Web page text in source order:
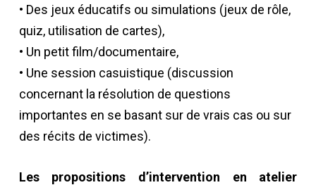
• Des jeux éducatifs ou simulations (jeux de rôle,
quiz, utilisation de cartes),
• Un petit film/documentaire,
• Une session casuistique (discussion
concernant la résolution de questions
importantes en se basant sur de vrais cas ou sur
des récits de victimes).
Les propositions d’intervention en atelier